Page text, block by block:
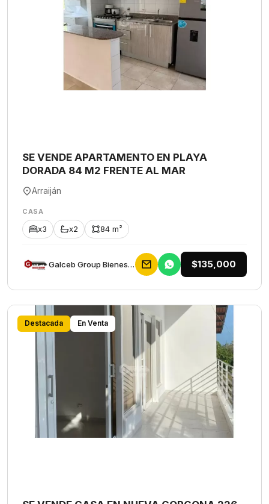
SE VENDE APARTAMENTO EN PLAYA
DORADA 84 M2 FRENTE AL MAR
Arraiján
CASA
x3 x2 84 m²
Galceb Group Bienes Raices $135,000
Destacada En Venta